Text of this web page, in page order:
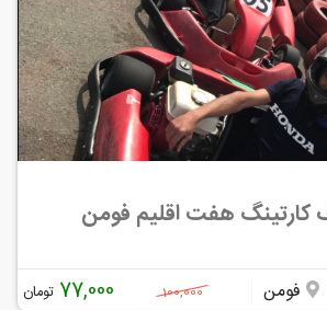
فومن 100,000
77,000 تومان